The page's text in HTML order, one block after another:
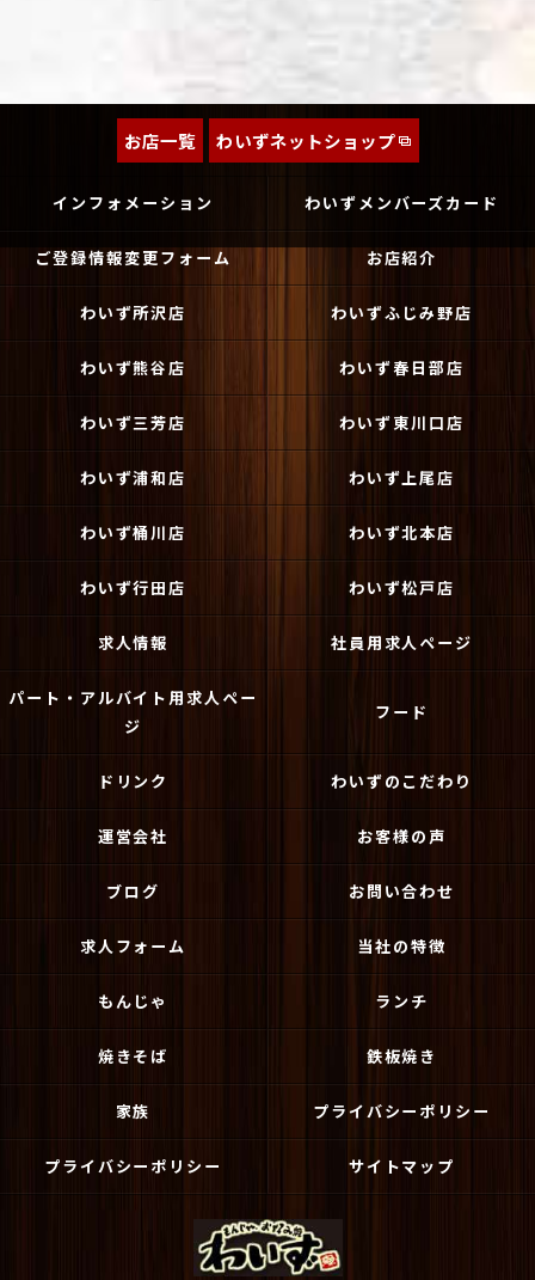
お店一覧 わいずネットショップ
インフォメーション わいずメンバーズカード
ご登録情報変更フォーム お店紹介
わいず所沢店 わいずふじみ野店
わいず熊谷店 わいず春日部店
わいず三芳店 わいず東川口店
わいず浦和店 わいず上尾店
わいず桶川店 わいず北本店
わいず行田店 わいず松戸店
求人情報 社員用求人ページ
パート・アルバイト用求人ペー
ジ
フード
ドリンク わいずのこだわり
運営会社 お客様の声
ブログ お問い合わせ
求人フォーム 当社の特徴
もんじゃ ランチ
焼きそば 鉄板焼き
家族 プライバシーポリシー
プライバシーポリシー サイトマップ